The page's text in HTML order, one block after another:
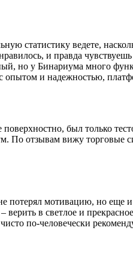
статистику ведете,
и правда
но у Бинариума много
и надежностью,
был только
По отзывам вижу торговые
потерял мотивацию, но еще
в светлое и
по-человечески